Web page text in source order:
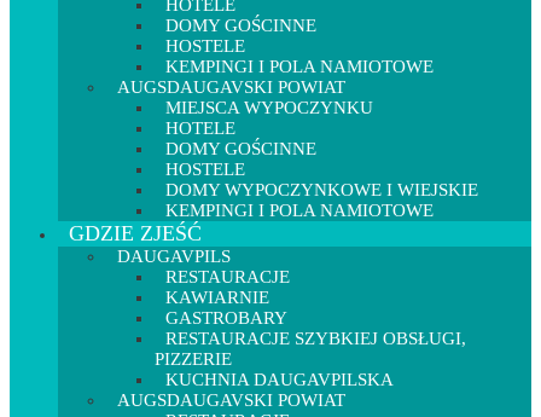
HOTELE
DOMY GOŚCINNE
HOSTELE
KEMPINGI I POLA NAMIOTOWE
AUGSDAUGAVSKI POWIAT
MIEJSCA WYPOCZYNKU
HOTELE
DOMY GOŚCINNE
HOSTELE
DOMY WYPOCZYNKOWE I WIEJSKIE
KEMPINGI I POLA NAMIOTOWE
GDZIE ZJEŚĆ
DAUGAVPILS
RESTAURACJE
KAWIARNIE
GASTROBARY
RESTAURACJE SZYBKIEJ OBSŁUGI,
PIZZERIE
KUCHNIA DAUGAVPILSKA
AUGSDAUGAVSKI POWIAT